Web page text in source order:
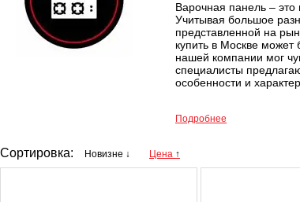
Варочная панель –
Учитывая большое
представленной на
купить в Москве может
нашей компании мог
специалисты
особенности и
индукционными
Широкое
Подробнее
Сортировка: Новизне Цена